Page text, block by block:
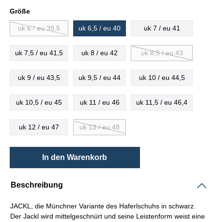
Größe
uk 6 / eu 39,5 uk 6,5 / eu 40 uk 7 / eu 41
uk 7,5 / eu 41,5 uk 8 / eu 42 uk 8,5 / eu 43
uk 9 / eu 43,5 uk 9,5 / eu 44 uk 10 / eu 44,5
uk 10,5 / eu 45 uk 11 / eu 46 uk 11,5 / eu 46,4
uk 12 / eu 47 uk 13 / eu 48
In den Warenkorb
Beschreibung
JACKL, die Münchner Variante des Haferlschuhs in schwarz.
Der Jackl wird mittelgeschnürt und seine Leistenform weist eine